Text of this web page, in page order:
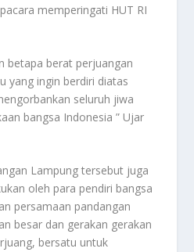
memperingati HUT RI
betapa berat perjuangan
yang ingin berdiri diatas
seluruh jiwa
bangsa Indonesia ” Ujar
Lampung tersebut juga
oleh para pendiri bangsa
persamaan pandangan
besar dan gerakan gerakan
bersatu untuk